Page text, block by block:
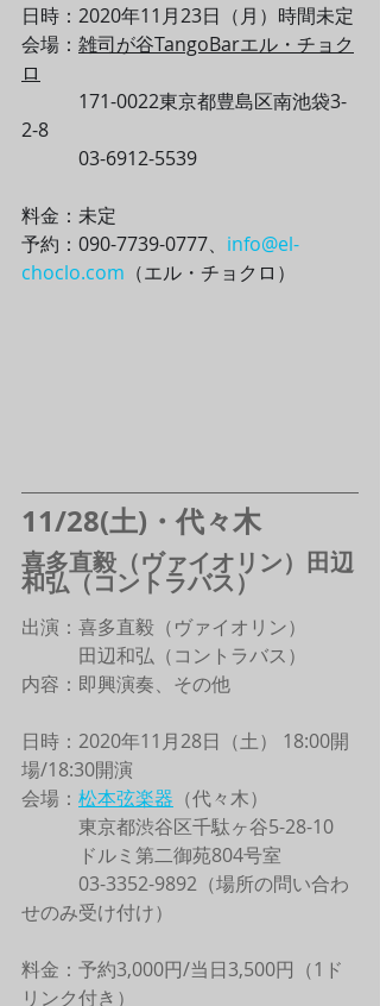
日時：2020年11月23日（月）時間未定
会場： 雑司が谷TangoBarエル・チョク
ロ
171-0022東京都豊島区南池袋3-
2-8
03-6912-5539
料金：未定
予約：090-7739-0777、 info@el-
choclo.com （エル・チョクロ）
11/28(土)・代々木
喜多直毅（ヴァイオリン）田辺
和弘（コントラバス）
出演：喜多直毅（ヴァイオリン）
田辺和弘（コントラバス）
内容：即興演奏、その他
日時：2020年11月28日（土） 18:00開
場/18:30開演
会場： 松本弦楽器 （代々木）
東京都渋谷区千駄ヶ谷5-28-10
ドルミ第二御苑804号室
03-3352-9892（場所の問い合わ
せのみ受け付け）
料金：予約3,000円/当日3,500円（1ド
リンク付き）